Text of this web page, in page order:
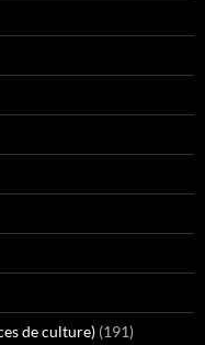
de culture) (191)